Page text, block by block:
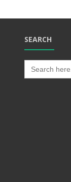
SEARCH
Search
for: